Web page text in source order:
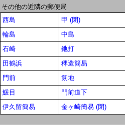
その他の近隣の郵便局
西島
甲 (閉)
輪島
中島
石崎
釶打
田鶴浜
稗造簡易
門前
剱地
鰀目
門前道下
伊久留簡易
金ヶ崎簡易 (閉)